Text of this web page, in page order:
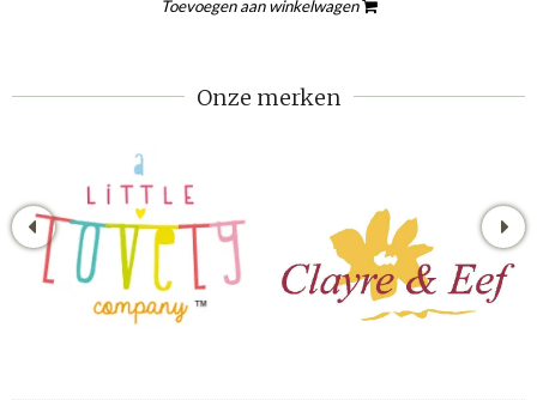
Toevoegen aan winkelwagen
Onze merken